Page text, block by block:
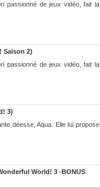
passionné de jeux vidéo, fait la
Saison 2)
passionné de jeux vidéo, fait la
3)
déesse, Aqua. Elle lui propose
World! 3 -BONUS